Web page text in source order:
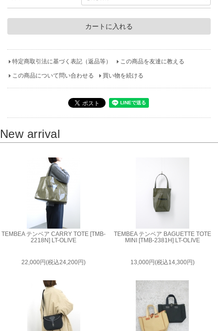
特定商取引法に基づく表記（返品等） この商品を友達に教える
この商品について問い合わせる 買い物を続ける
New arrival
TEMBEA テンベア CARRY TOTE [TMB-
2218N] LT-OLIVE
22,000円(税込24,200円)
TEMBEA テンベア BAGUETTE TOTE
MINI [TMB-2381H] LT-OLIVE
13,000円(税込14,300円)